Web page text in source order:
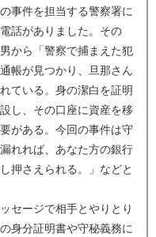
事件を担当する警察署に
話がありました。その
から「警察で捕まえた犯
帳が見つかり、旦那さん
ている。身の潔白を証明
し、その口座に資産を移
がある。今回の事件は守
れれば、あなた方の銀行
押さえられる。」などと
セージで相手とやりとり
身分証明書や守秘義務に